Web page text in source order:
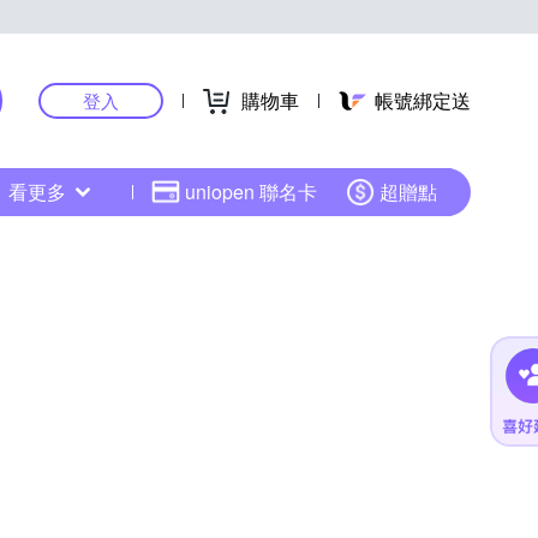
登入 購物車 帳號綁定送
看更多 uniopen 聯名卡 超贈點